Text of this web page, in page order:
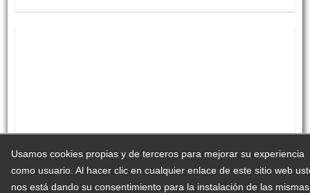
Usamos cookies propias y de terceros para mejorar su experiencia
como usuario. Al hacer clic en cualquier enlace de este sitio web
nos está dando su consentimiento para la instalación de las mismas